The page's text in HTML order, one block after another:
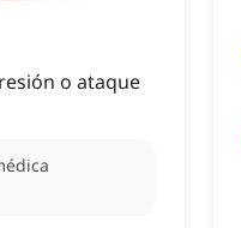
o ataque